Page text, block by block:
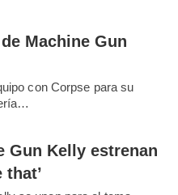
Machine Gun
con Corpse para su
Gun Kelly estrenan
that’